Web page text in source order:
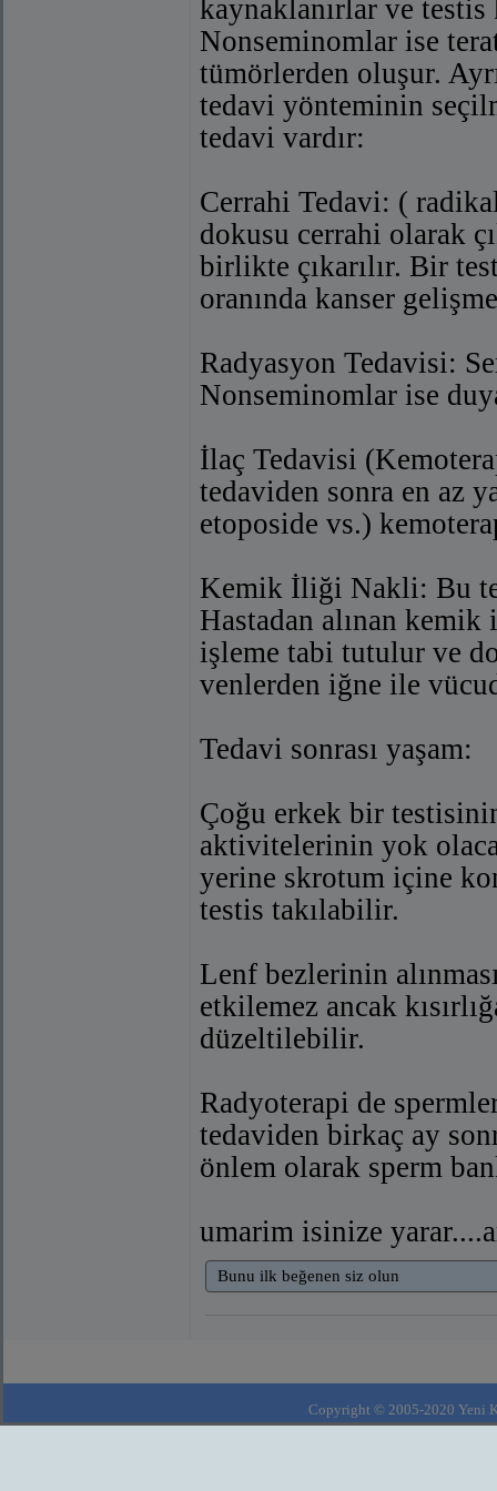
kaynaklanırlar ve
Nonseminomlar ise
tümörlerden oluşur.
tedavi yönteminin
tedavi vardır:
Cerrahi Tedavi: (
dokusu cerrahi olarak
birlikte çıkarılır. Bir
oranında kanser
Radyasyon Tedavisi:
Nonseminomlar ise
İlaç Tedavisi
tedaviden sonra en az
etoposide vs.)
Kemik İliği Nakli: Bu
Hastadan alınan
işleme tabi tutulur ve
venlerden iğne ile
Tedavi sonrası yaşam:
Çoğu erkek bir
aktivitelerinin yok
yerine skrotum içine
testis takılabilir.
Lenf bezlerinin
etkilemez ancak
düzeltilebilir.
Radyoterapi de
tedaviden birkaç ay
önlem olarak sperm
umarim isinize
Bunu ilk beğenen siz olun
Copyright © 2005-2020 Yeni